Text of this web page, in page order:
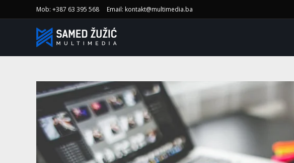
Mob: +387 63 395 568 Email: kontakt@multimedia.ba